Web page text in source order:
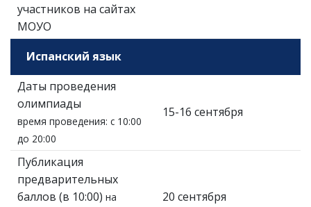
участников на сайтах
МОУО
Испанский язык
Даты проведения
олимпиады
время проведения: с 10:00
до 20:00
15-16 сентября
Публикация
предварительных
баллов (в 10:00) на
20 сентября